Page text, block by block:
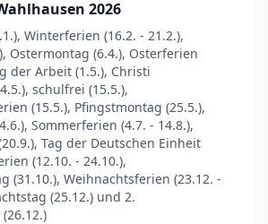
2026
Winterferien (16.2. - 21.2.),
Ostermontag (6.4.), Osterferien
der Arbeit (1.5.), Christi
schulfrei (15.5.),
(15.5.), Pfingstmontag (25.5.),
Sommerferien (4.7. - 14.8.),
Tag der Deutschen Einheit
(12.10. - 24.10.),
(31.10.), Weihnachtsferien (23.12. -
(25.12.) und 2.